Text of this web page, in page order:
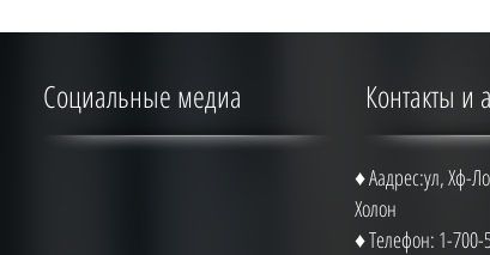
Социальные медиа Контакты и
♦ Аадрес:ул, Хф-
Холон
♦ Телефон: 1-700-